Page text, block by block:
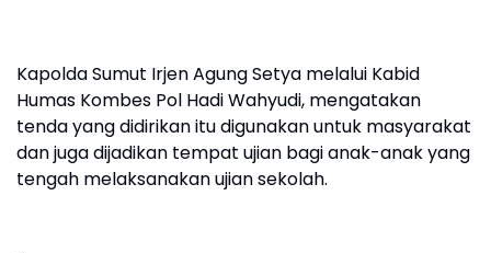
Kapolda Sumut Irjen Agung Setya melalui Kabid
Humas Kombes Pol Hadi Wahyudi, mengatakan
tenda yang didirikan itu digunakan untuk masyarakat
dan juga dijadikan tempat ujian bagi anak-anak yang
tengah melaksanakan ujian sekolah.